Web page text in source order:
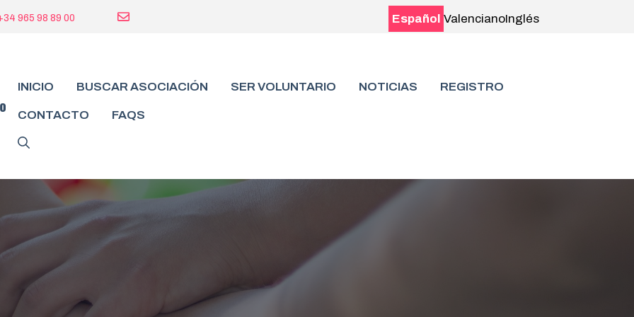
965 98 89 00 Español ValencianoInglés
INICIO BUSCAR ASOCIACIÓN SER VOLUNTARIO NOTICIAS REGISTRO
CONTACTO FAQS